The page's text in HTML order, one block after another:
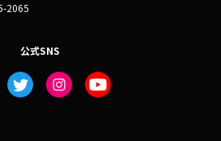
2065
公式SNS